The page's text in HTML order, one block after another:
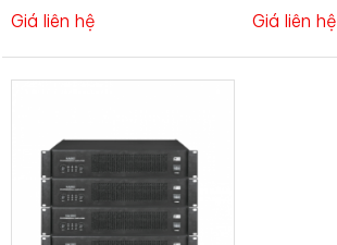
Giá liên hệ Giá liên hệ